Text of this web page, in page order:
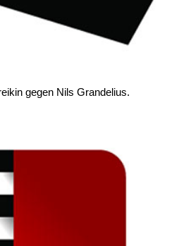
gegen Nils Grandelius.